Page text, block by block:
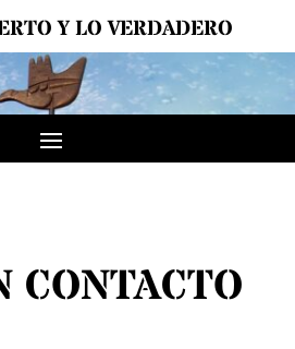
Y LO VERDADERO
CONTACTO